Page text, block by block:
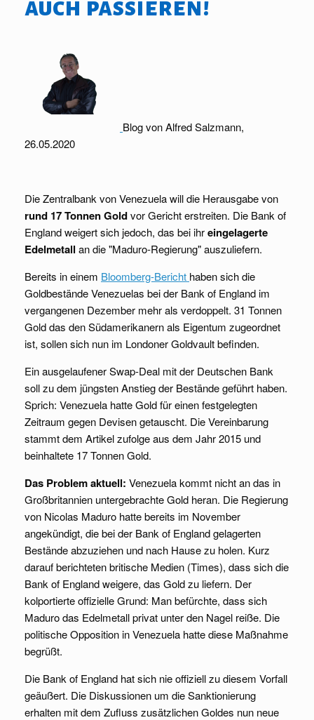
auch passieren!
Blog von Alfred Salzmann,
26.05.2020
Die Zentralbank von Venezuela will die Herausgabe von
rund 17 Tonnen Goldvor Gericht erstreiten. Die Bank of
England weigert sich jedoch, das bei ihreingelagerte
Edelmetall an die "Maduro-Regierung" auszuliefern.
Bereits in einem Bloomberg-Bericht haben sich die
Goldbestände Venezuelas bei der Bank of England im
vergangenen Dezember mehr als verdoppelt. 31 Tonnen
Gold das den Südamerikanern als Eigentum zugeordnet
ist, sollen sich nun im Londoner Goldvault befinden.
Ein ausgelaufener Swap-Deal mit der Deutschen Bank
soll zu dem jüngsten Anstieg der Bestände geführt haben.
Sprich: Venezuela hatte Gold für einen festgelegten
Zeitraum gegen Devisen getauscht. Die Vereinbarung
stammt dem Artikel zufolge aus dem Jahr 2015 und
beinhaltete 17 Tonnen Gold.
Das Problem aktuell: Venezuela kommt nicht an das in
Großbritannien untergebrachte Gold heran. Die Regierung
von Nicolas Maduro hatte bereits im November
angekündigt, die bei der Bank of England gelagerten
Bestände abzuziehen und nach Hause zu holen. Kurz
darauf berichteten britische Medien (Times), dass sich die
Bank of England weigere, das Gold zu liefern. Der
kolportierte offizielle Grund: Man befürchte, dass sich
Maduro das Edelmetall privat unter den Nagel reiße. Die
politische Opposition in Venezuela hatte diese Maßnahme
begrüßt.
Die Bank of England hat sich nie offiziell zu diesem Vorfall
geäußert. Die Diskussionen um die Sanktionierung
erhalten mit dem Zufluss zusätzlichen Goldes nun neue